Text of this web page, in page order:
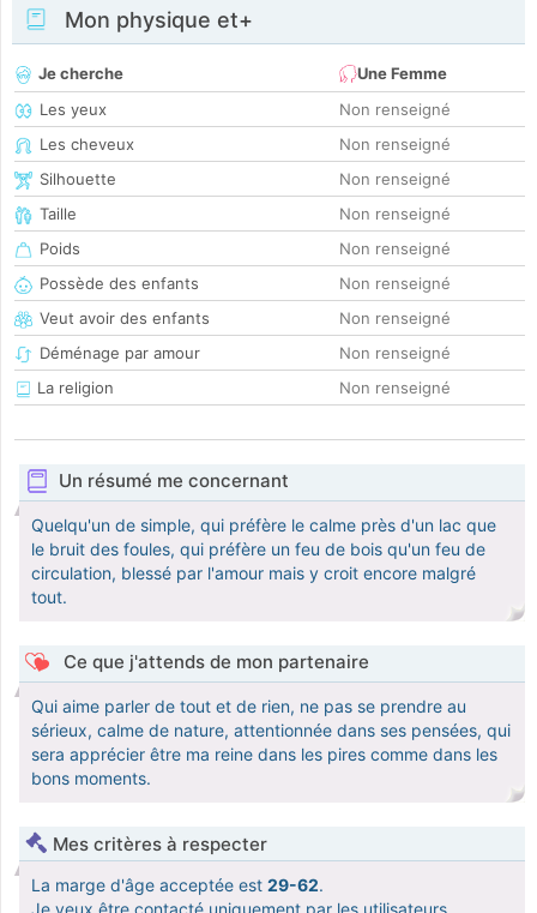
Mon physique et+
Je cherche
Une Femme
Les yeux
Non renseigné
Les cheveux
Non renseigné
Silhouette
Non renseigné
Taille
Non renseigné
Poids
Non renseigné
Possède des enfants
Non renseigné
Veut avoir des enfants
Non renseigné
Déménage par amour
Non renseigné
La religion
Non renseigné
Un résumé me concernant
Quelqu'un de simple, qui préfère le calme près d'un lac que
le bruit des foules, qui préfère un feu de bois qu'un feu de
circulation, blessé par l'amour mais y croit encore malgré
tout.
Ce que j'attends de mon partenaire
Qui aime parler de tout et de rien, ne pas se prendre au
sérieux, calme de nature, attentionnée dans ses pensées, qui
sera apprécier être ma reine dans les pires comme dans les
bons moments.
Mes critères à respecter
La marge d'âge acceptée est 29-62.